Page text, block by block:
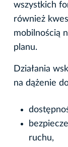
wszystkich
również
mobilnością
planu.
Działania
na dążenie
ruchu,